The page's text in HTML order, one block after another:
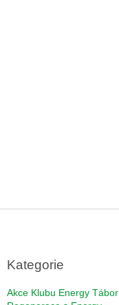
Kategorie
Akce Klubu Energy Tábor